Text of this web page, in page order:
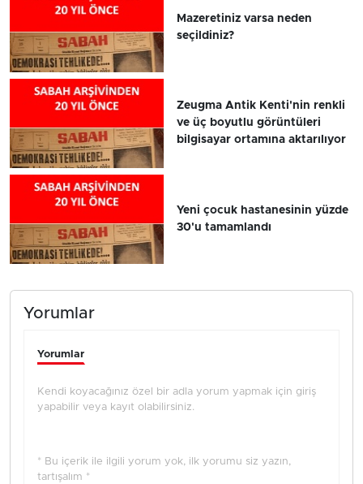
Mazeretiniz varsa neden
seçildiniz?
Zeugma Antik Kenti'nin renkli
ve üç boyutlu görüntüleri
bilgisayar ortamına aktarılıyor
Yeni çocuk hastanesinin yüzde
30'u tamamlandı
Yorumlar
Yorumlar
Kendi koyacağınız özel bir adla yorum yapmak için giriş
yapabilir veya kayıt olabilirsiniz.
* Bu içerik ile ilgili yorum yok, ilk yorumu siz yazın,
tartışalım *